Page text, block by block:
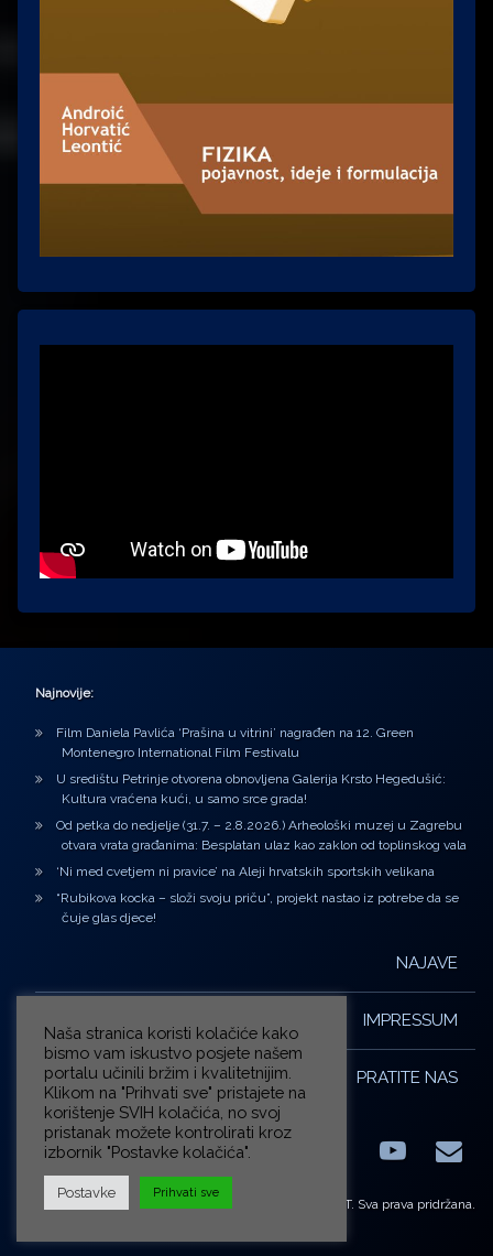
Najnovije:
Film Daniela Pavlića ‘Prašina u vitrini’ nagrađen na 12. Green
Montenegro International Film Festivalu
U središtu Petrinje otvorena obnovljena Galerija Krsto Hegedušić:
Kultura vraćena kući, u samo srce grada!
Od petka do nedjelje (31.7. – 2.8.2026.) Arheološki muzej u Zagrebu
otvara vrata građanima: Besplatan ulaz kao zaklon od toplinskog vala
‘Ni med cvetjem ni pravice’ na Aleji hrvatskih sportskih velikana
“Rubikova kocka – složi svoju priču”, projekt nastao iz potrebe da se
čuje glas djece!
NAJAVE
IMPRESSUM
PRATITE NAS
FacebookLinkedIn E-
© ZG-KULT. Sva prava pridržana.
Naša stranica koristi kolačiće kako
bismo vam iskustvo posjete našem
portalu učinili bržim i kvalitetnijim.
Klikom na "Prihvati sve" pristajete na
korištenje SVIH kolačića, no svoj
pristanak možete kontrolirati kroz
izbornik "Postavke kolačića".
Postavke Prihvati sve